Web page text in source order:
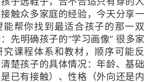
触众多家庭的经验，今天分享一
能帮你找到最适合孩子的那一双
先明确孩子的“学习画像” 很多家
究课程体系和教材，顺序可能反
楚孩子的具体情况：年龄、基础
是已有接触）、性格（外向还是内